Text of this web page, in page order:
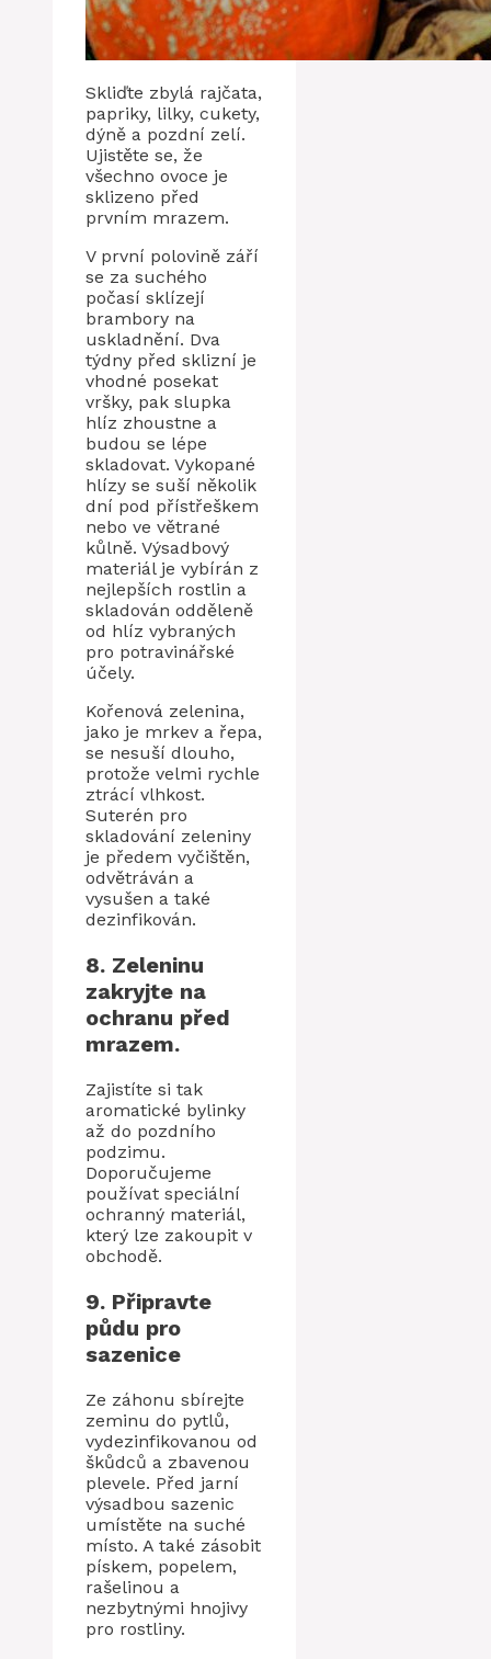
Skliďte zbylá rajčata,
papriky, lilky, cukety,
dýně a pozdní zelí.
Ujistěte se, že
všechno ovoce je
sklizeno před
prvním mrazem.
V první polovině září
se za suchého
počasí sklízejí
brambory na
uskladnění. Dva
týdny před sklizní je
vhodné posekat
vršky, pak slupka
hlíz zhoustne a
budou se lépe
skladovat. Vykopané
hlízy se suší několik
dní pod přístřeškem
nebo ve větrané
kůlně. Výsadbový
materiál je vybírán z
nejlepších rostlin a
skladován odděleně
od hlíz vybraných
pro potravinářské
účely.
Kořenová zelenina,
jako je mrkev a řepa,
se nesuší dlouho,
protože velmi rychle
ztrácí vlhkost.
Suterén pro
skladování zeleniny
je předem vyčištěn,
odvětráván a
vysušen a také
dezinfikován.
8. Zeleninu
zakryjte na
ochranu před
mrazem.
Zajistíte si tak
aromatické bylinky
až do pozdního
podzimu.
Doporučujeme
používat speciální
ochranný materiál,
který lze zakoupit v
obchodě.
9. Připravte
půdu pro
sazenice
Ze záhonu sbírejte
zeminu do pytlů,
vydezinfikovanou od
škůdců a zbavenou
plevele. Před jarní
výsadbou sazenic
umístěte na suché
místo. A také zásobit
pískem, popelem,
rašelinou a
nezbytnými hnojivy
pro rostliny.